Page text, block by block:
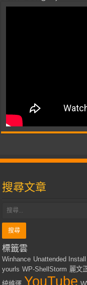
搜尋文章
標籤雲
Winhance Unattended Install
yourls WP-ShellStorm 麗文
YouTube